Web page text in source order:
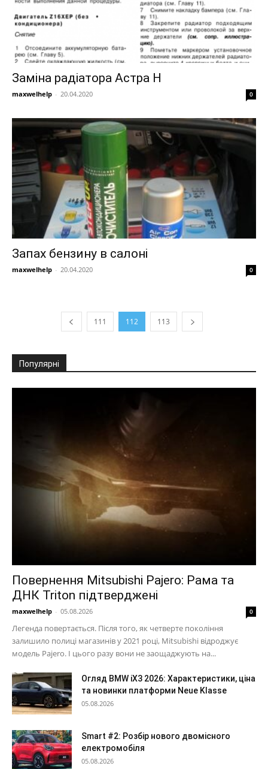
Заміна радіатора Астра Н
maxwelhelp - 20.04.2020 0
Запах бензину в салоні
maxwelhelp - 20.04.2020 0
111 112 113
Популярні
Повернення Mitsubishi Pajero: Рама та
ДНК Triton підтверджені
maxwelhelp - 05.08.2026 0
Легенда повертається. Після того, як четверте покоління
залишило полиці магазинів у 2021 році, Mitsubishi відроджує
модель Pajero. І цього разу вони не заощаджують на...
Огляд BMW iX3 2026: Характеристики, ціна
та новинки платформи Neue Klasse
05.08.2026
Smart #2: Розбір нового двомісного
електромобіля
05.08.2026